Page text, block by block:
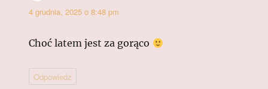
4 grudnia, 2025 o 8:48 pm
Choć latem jest za gorąco
Odpowiedz